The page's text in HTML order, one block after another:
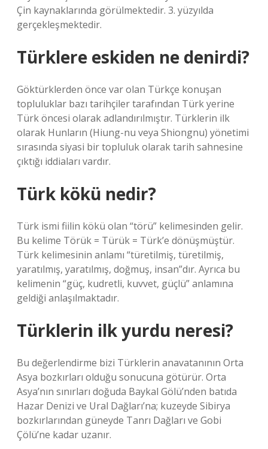
Çin kaynaklarında görülmektedir. 3. yüzyılda
gerçekleşmektedir.
Türklere eskiden ne denirdi?
Göktürklerden önce var olan Türkçe konuşan
topluluklar bazı tarihçiler tarafından Türk yerine
Türk öncesi olarak adlandırılmıştır. Türklerin ilk
olarak Hunların (Hiung-nu veya Shiongnu) yönetimi
sırasında siyasi bir topluluk olarak tarih sahnesine
çıktığı iddiaları vardır.
Türk kökü nedir?
Türk ismi fiilin kökü olan “törü” kelimesinden gelir.
Bu kelime Törük = Türük = Türk’e dönüşmüştür.
Türk kelimesinin anlamı “türetilmiş, türetilmiş,
yaratılmış, yaratılmış, doğmuş, insan”dır. Ayrıca bu
kelimenin “güç, kudretli, kuvvet, güçlü” anlamına
geldiği anlaşılmaktadır.
Türklerin ilk yurdu neresi?
Bu değerlendirme bizi Türklerin anavatanının Orta
Asya bozkırları olduğu sonucuna götürür. Orta
Asya’nın sınırları doğuda Baykal Gölü’nden batıda
Hazar Denizi ve Ural Dağları’na; kuzeyde Sibirya
bozkırlarından güneyde Tanrı Dağları ve Gobi
Çölü’ne kadar uzanır.